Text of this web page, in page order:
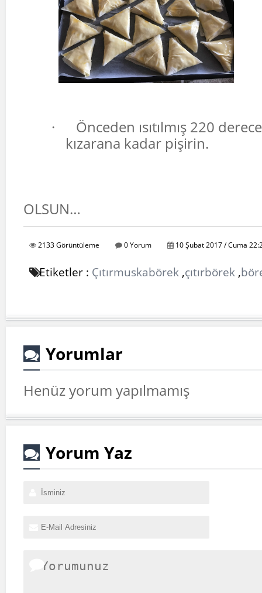
·
Önceden ısıtılmış 220
kızarana kadar pişirin.
OLSUN…
2133 Görüntüleme 0 Yorum 10 Şubat 2017 / Cuma
Etiketler : Çıtırmuskabörek ,çıtırbörek ,
Yorumlar
Henüz yorum yapılmamış
Yorum Yaz